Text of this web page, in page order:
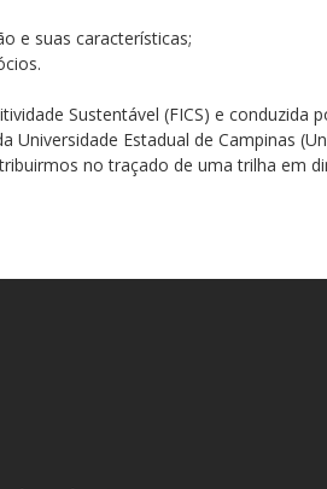
e suas características;
Sustentável (FICS) e conduzida
Universidade Estadual de Campinas
no traçado de uma trilha em